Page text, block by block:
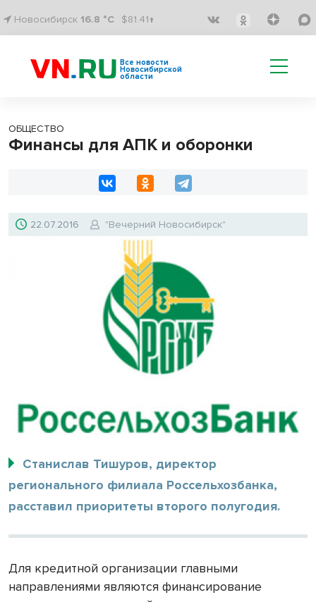
Новосибирск 16.8 °C $81.41↑
Все новости
Новосибирской
области
ОБЩЕСТВО
Финансы для АПК и оборонки
22.07.2016 "Вечерний Новосибирск"
Станислав Тишуров, директор
регионального филиала Россельхозбанка,
расставил приоритеты второго полугодия.
Для кредитной организации главными
направлениями являются финансирование